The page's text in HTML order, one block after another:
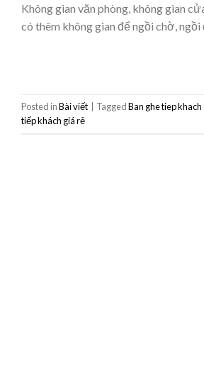
Không gian văn phòng, không gian
có thêm không gian để ngồi chờ,
Posted inBài viết TaggedBan ghe tiep khach
tiếp khách giá rẻ